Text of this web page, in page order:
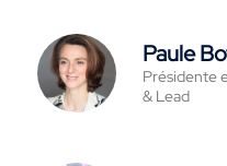
Paule
Présidente
& Lead